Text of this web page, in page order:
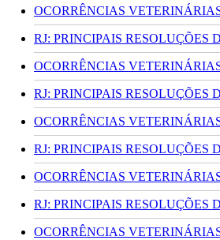
OCORRÊNCIAS
RJ: PRINCIPAIS RESOLUÇÕES
OCORRÊNCIAS
RJ: PRINCIPAIS RESOLUÇÕES
OCORRÊNCIAS
RJ: PRINCIPAIS RESOLUÇÕES
OCORRÊNCIAS
RJ: PRINCIPAIS RESOLUÇÕES
OCORRÊNCIAS